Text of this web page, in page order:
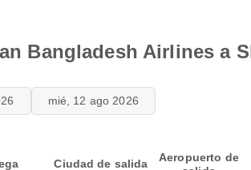
Bangladesh Airlines a
mié, 12 ago 2026
Ciudad de salida
Aeropuerto de